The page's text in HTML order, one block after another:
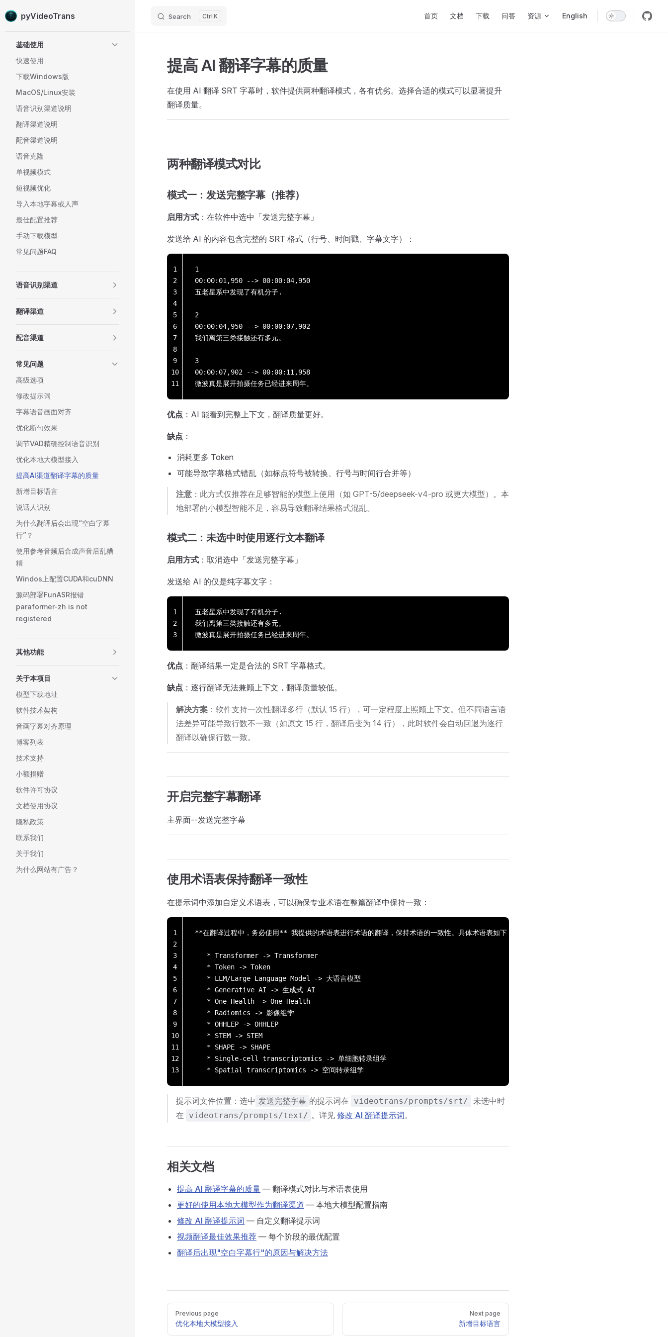
Skip to content
pyVideoTrans Search K 首页 文档 下载 问答 资源 English
基础使用
快速使用
下载Windows版
MacOS/Linux安装
语音识别渠道说明
翻译渠道说明
配音渠道说明
语音克隆
单视频模式
短视频优化
导入本地字幕或人声
最佳配置推荐
手动下载模型
常见问题FAQ
语音识别渠道
翻译渠道
配音渠道
常见问题
高级选项
修改提示词
字幕语音画面对齐
优化断句效果
调节VAD精确控制语音识别
优化本地大模型接入
提高AI渠道翻译字幕的质量
新增目标语言
说话人识别
为什么翻译后会出现“空白字幕
行”？
使用参考音频后合成声音后乱糟
糟
Windos上配置CUDA和cuDNN
源码部署FunASR报错
paraformer-zh is not
registered
其他功能
关于本项目
模型下载地址
软件技术架构
音画字幕对齐原理
博客列表
技术支持
小额捐赠
软件许可协议
文档使用协议
隐私政策
联系我们
关于我们
为什么网站有广告？
提高 AI 翻译字幕的质量
在使用 AI 翻译 SRT 字幕时，软件提供两种翻译模式，各有优劣。选择合适的模式可以显著提升
翻译质量。
两种翻译模式对比
模式一：发送完整字幕（推荐）
启用方式 ：在软件中选中「发送完整字幕」
发送给 AI 的内容包含完整的 SRT 格式（行号、时间戳、字幕文字）：
1
00:00:01,950 --> 00:00:04,950
五老星系中发现了有机分子.
2
00:00:04,950 --> 00:00:07,902
我们离第三类接触还有多元。
3
00:00:07,902 --> 00:00:11,958
微波真是展开拍摄任务已经进来周年。
1
2
3
4
5
6
7
8
9
10
11
优点 ：AI 能看到完整上下文，翻译质量更好。
缺点 ：
消耗更多 Token
可能导致字幕格式错乱（如标点符号被转换、行号与时间行合并等）
注意 ：此方式仅推荐在足够智能的模型上使用（如 GPT-5/deepseek-v4-pro 或更大模型）。本
地部署的小模型智能不足，容易导致翻译结果格式混乱。
模式二：未选中时使用逐行文本翻译
启用方式 ：取消选中「发送完整字幕」
发送给 AI 的仅是纯字幕文字：
五老星系中发现了有机分子.
我们离第三类接触还有多元。
微波真是展开拍摄任务已经进来周年。
1
2
3
优点 ：翻译结果一定是合法的 SRT 字幕格式。
缺点 ：逐行翻译无法兼顾上下文，翻译质量较低。
解决方案 ：软件支持一次性翻译多行（默认 15 行），可一定程度上照顾上下文。但不同语言语
法差异可能导致行数不一致（如原文 15 行，翻译后变为 14 行），此时软件会自动回退为逐行
翻译以确保行数一致。
开启完整字幕翻译
主界面--发送完整字幕
使用术语表保持翻译一致性
在提示词中添加自定义术语表，可以确保专业术语在整篇翻译中保持一致：
**在翻译过程中，务必使用** 我提供的术语表进行术语的翻译，保持术语的一致性。具体术语表如下：
   * Transformer -> Transformer
   * Token -> Token
   * LLM/Large Language Model -> 大语言模型
   * Generative AI -> 生成式 AI
   * One Health -> One Health
   * Radiomics -> 影像组学
   * OHHLEP -> OHHLEP
   * STEM -> STEM
   * SHAPE -> SHAPE
   * Single-cell transcriptomics -> 单细胞转录组学
   * Spatial transcriptomics -> 空间转录组学
1
2
3
4
5
6
7
8
9
10
11
12
13
提示词文件位置：选中 发送完整字幕 的提示词在 videotrans/prompts/srt/ 未选中时
在
videotrans/prompts/text/ 。详见 修改 AI 翻译提示词。
相关文档
提高 AI 翻译字幕的质量 — 翻译模式对比与术语表使用
更好的使用本地大模型作为翻译渠道 — 本地大模型配置指南
修改 AI 翻译提示词 — 自定义翻译提示词
视频翻译最佳效果推荐 — 每个阶段的最优配置
翻译后出现"空白字幕行"的原因与解决方法
Pager
Previous page
优化本地大模型接入
Next page
新增目标语言